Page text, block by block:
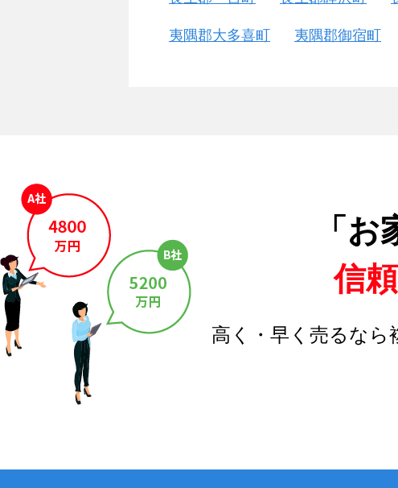
夷隅郡大多喜町 夷隅郡御宿町
「
信
高く・早く売るなら